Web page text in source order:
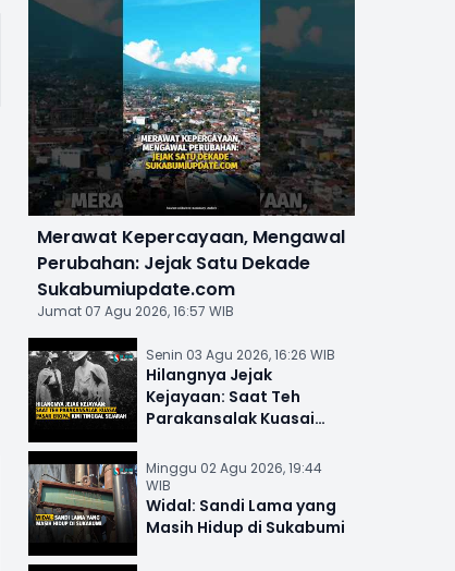
Merawat Kepercayaan, Mengawal
Perubahan: Jejak Satu Dekade
Sukabumiupdate.com
Jumat 07 Agu 2026, 16:57 WIB
Senin 03 Agu 2026, 16:26 WIB
Hilangnya Jejak
Kejayaan: Saat Teh
Parakansalak Kuasai
Sejarah
Minggu 02 Agu 2026, 19:44
WIB
Widal: Sandi Lama yang
Masih Hidup di Sukabumi